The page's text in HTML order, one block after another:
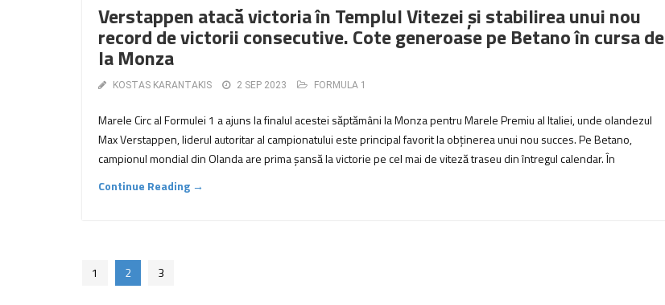
Verstappen atacă victoria în Templul Vitezei și stabilirea unui nou
record de victorii consecutive. Cote generoase pe Betano în cursa de
la Monza
KOSTAS KARANTAKIS 2 SEP 2023 FORMULA 1
Marele Circ al Formulei 1 a ajuns la finalul acestei săptămâni la Monza pentru Marele Premiu al Italiei, unde olandezul
Max Verstappen, liderul autoritar al campionatului este principal favorit la obținerea unui nou succes. Pe Betano,
campionul mondial din Olanda are prima șansă la victorie pe cel mai de viteză traseu din întregul calendar. În
Continue Reading →
1 2 3